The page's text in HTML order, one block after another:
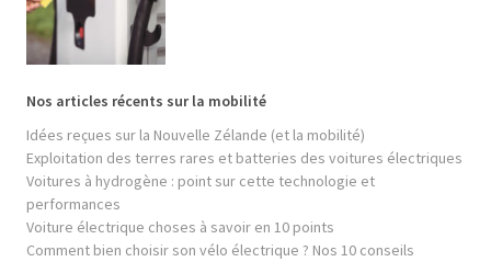
Nos articles récents sur la mobilité
Idées reçues sur la Nouvelle Zélande (et la mobilité)
Exploitation des terres rares et batteries des voitures électriques
Voitures à hydrogène : point sur cette technologie et
performances
Voiture électrique choses à savoir en 10 points
Comment bien choisir son vélo électrique ? Nos 10 conseils